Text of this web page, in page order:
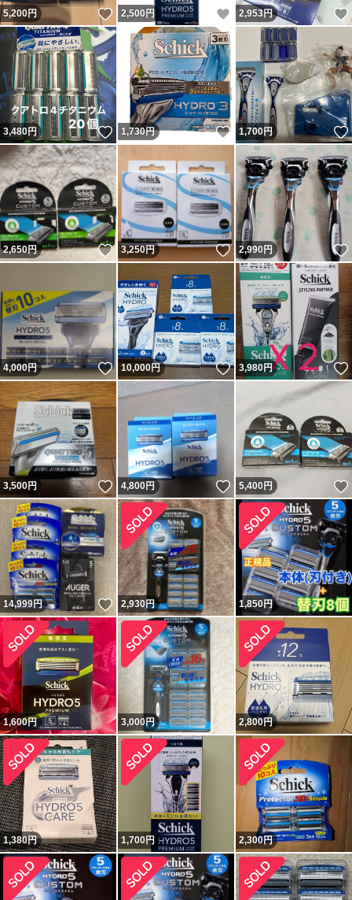
5,200円 いいね！
2,500 円 いいね！
2,953円
3,480円 いいね！
1,730円 いいね！
1,700円
2,650円 いいね！
3,250円 いいね！
2,990円
4,000円 いいね！
10,000円 いいね！
3,980円
3,500円 いいね！
4,800円 いいね！
5,400円
14,999円 いいね！
2,930円 1,850円
1,600円 3,000円 2,800円
1,380円 1,700円 2,300円